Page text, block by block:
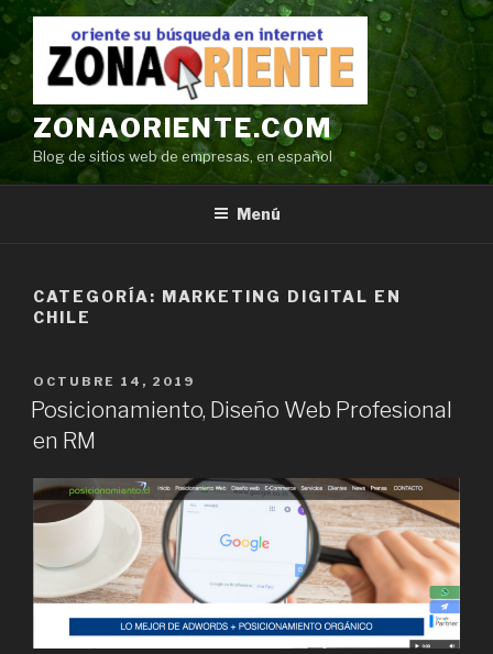
Ir
contenido
ZONAORIENTE.COM
Blog de sitios web de empresas, en español
Menú
CATEGORÍA: MARKETING DIGITAL EN
CHILE
POSTED
ON
OCTUBRE 14, 2019
Posicionamiento, Diseño Web Profesional
en RM